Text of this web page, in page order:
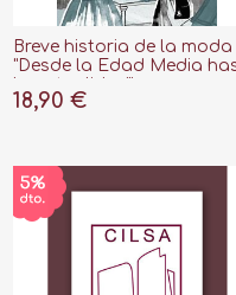
Breve historia de la moda
"Desde la Edad Media
18,90 €